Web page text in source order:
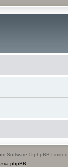
Software © phpBB Limited
phpBB